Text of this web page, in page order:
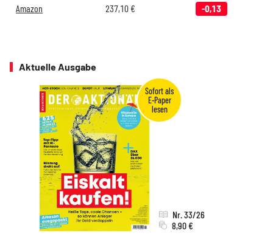
Amazon 237,10 € -0,13
Aktuelle Ausgabe
Nr. 33/26
8,90 €